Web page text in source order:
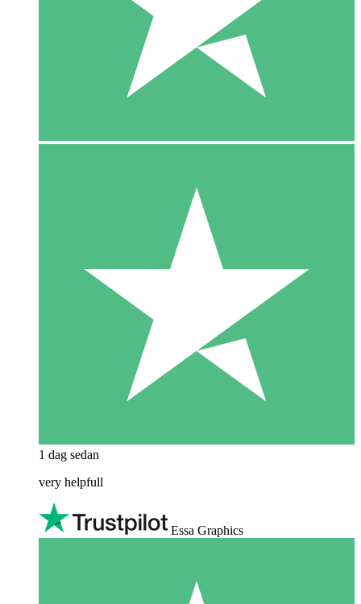
1 dag sedan
very helpfull
Essa Graphics